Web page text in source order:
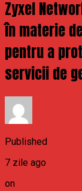
Zyxel
în materie
pentru a
servicii de
Published
7 zile ago
on